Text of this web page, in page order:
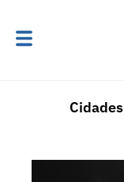
Cidades